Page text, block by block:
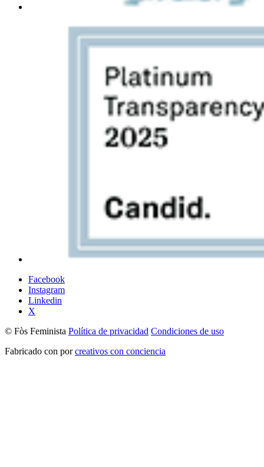
Facebook
Instagram
Linkedin
X
© Fòs Feminista Política de privacidad Condiciones de uso
Fabricado con porcreativos con conciencia